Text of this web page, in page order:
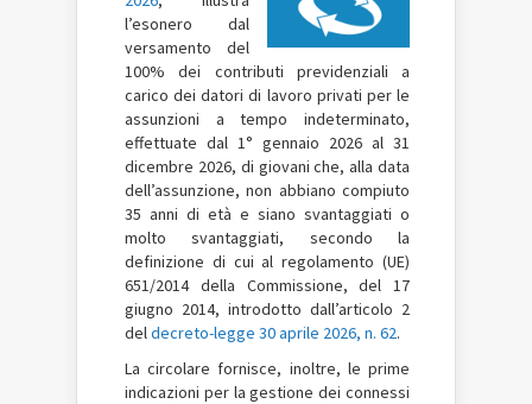
l’esonero dal
versamento del
100% dei contributi previdenziali a
carico dei datori di lavoro privati per le
assunzioni a tempo indeterminato,
effettuate dal 1° gennaio 2026 al 31
dicembre 2026, di giovani che, alla data
dell’assunzione, non abbiano compiuto
35 anni di età e siano svantaggiati o
molto svantaggiati, secondo la
definizione di cui al regolamento (UE)
651/2014 della Commissione, del 17
giugno 2014, introdotto dall’articolo 2
deldecreto-legge 30 aprile 2026, n. 62.
La circolare fornisce, inoltre, le prime
indicazioni per la gestione dei connessi